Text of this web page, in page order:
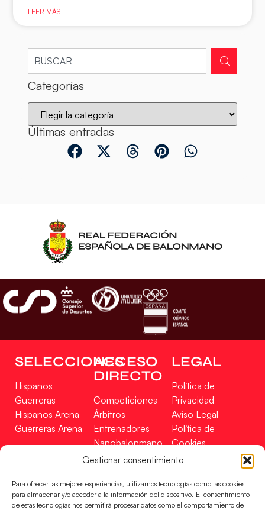
Gestionar consentimiento
Para ofrecer las mejores experiencias, utilizamos tecnologías como las cookies
para almacenar y/o acceder a la información del dispositivo. El consentimiento
de estas tecnologías nos permitirá procesar datos como el comportamiento de
LEER MÁS
Categorías
Últimas entradas
SELECCIONES
Hispanos
Guerreras
Hispanos Arena
Guerreras Arena
ACCESO
DIRECTO
Competiciones
Árbitros
Entrenadores
Nanobalonmano
Tienda
LEGAL
Política de
Privacidad
Aviso Legal
Política de
Cookies
Mapa Web
Incidencias
EN